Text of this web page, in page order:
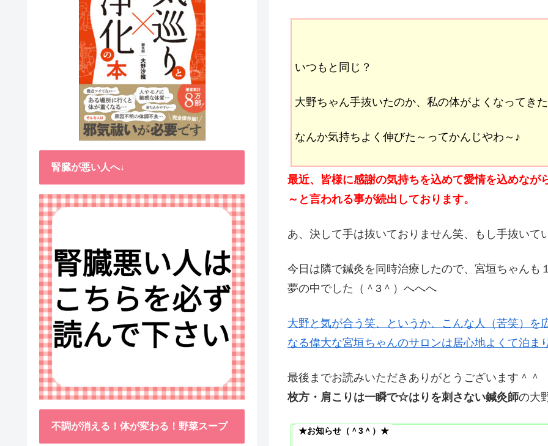
いつもと同じ？
大野ちゃん手抜いたのか、私の体がよくなってき
なんか気持ちよく伸びた～ってかんじやわ～♪
最近、皆様に感謝の気持ちを込めて愛情を込めな
～と言われる事が続出しております。
あ、決して手は抜いておりません笑、もし手抜いて
今日は隣で鍼灸を同時治療したので、宮垣ちゃん
夢の中でした（＾3＾）へへへ
大野と気が合う笑、というか、こんな人（苦笑）
なる偉大な宮垣ちゃんのサロンは居心地よくて泊ま
最後までお読みいただきありがとうございます＾＾
枚方・肩こりは一瞬で☆はりを刺さない鍼灸師の大
★お知らせ（＾3＾）★
腎臓が悪い人へ↓
不調が消える！体が変わる！野菜スープ